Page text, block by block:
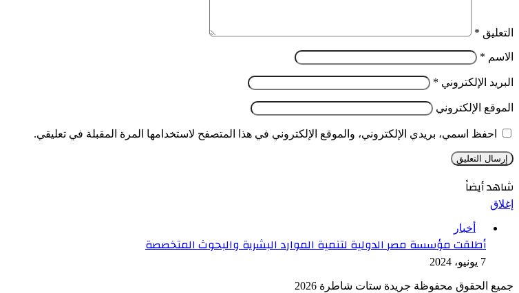
التعليق *
الاسم *
البريد الإلكتروني *
الموقع الإلكتروني
احفظ اسمي، بريدي الإلكتروني، والموقع الإلكتروني في هذا المتصفح لاستخدامها المرة المقبلة في تعليقي.
شاهد أيضاً
إغلاق
أخبار
أطلقت مؤسسة مصر الدولية لتنمية الموارد البشرية والبحوث المتخصصة
7 يونيو، 2024
جميع الحقوق محفوظة جريدة ستات شاطرة 2026